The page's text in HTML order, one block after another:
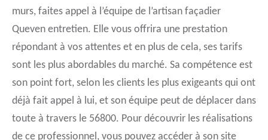
murs, faites appel à l’équipe de l’artisan façadier
Queven entretien. Elle vous offrira une prestation
répondant à vos attentes et en plus de cela, ses tarifs
sont les plus abordables du marché. Sa compétence est
son point fort, selon les clients les plus exigeants qui ont
déjà fait appel à lui, et son équipe peut de déplacer dans
toute à travers le 56800. Pour découvrir les réalisations
de ce professionnel, vous pouvez accéder à son site